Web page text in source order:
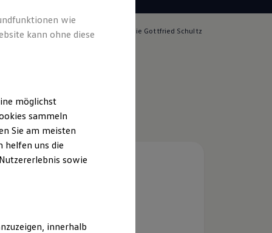
für die Inhalte auf dieser Seite ist die Gottfried Schultz
wie
kann ohne diese
möglichst
sammeln
Sie am meisten
helfen uns die
sowie
innerhalb